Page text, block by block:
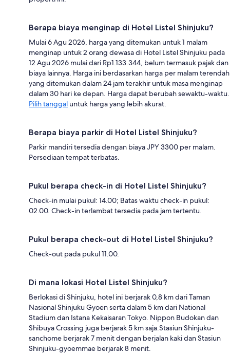
Berapa biaya menginap di Hotel Listel Shinjuku?
Mulai 6 Agu 2026, harga yang ditemukan untuk 1 malam
menginap untuk 2 orang dewasa di Hotel Listel Shinjuku pada
12 Agu 2026 mulai dari Rp1.133.344, belum termasuk pajak dan
biaya lainnya. Harga ini berdasarkan harga per malam terendah
yang ditemukan dalam 24 jam terakhir untuk masa menginap
dalam 30 hari ke depan. Harga dapat berubah sewaktu-waktu.
Pilih tanggal untuk harga yang lebih akurat.
Berapa biaya parkir di Hotel Listel Shinjuku?
Parkir mandiri tersedia dengan biaya JPY 3300 per malam.
Persediaan tempat terbatas.
Pukul berapa check-in di Hotel Listel Shinjuku?
Check-in mulai pukul: 14.00; Batas waktu check-in pukul:
02.00. Check-in terlambat tersedia pada jam tertentu.
Pukul berapa check-out di Hotel Listel Shinjuku?
Check-out pada pukul 11.00.
Di mana lokasi Hotel Listel Shinjuku?
Berlokasi di Shinjuku, hotel ini berjarak 0,8 km dari Taman
Nasional Shinjuku Gyoen serta dalam 5 km dari National
Stadium dan Istana Kekaisaran Tokyo. Nippon Budokan dan
Shibuya Crossing juga berjarak 5 km saja.Stasiun Shinjuku-
sanchome berjarak 7 menit dengan berjalan kaki dan Stasiun
Shinjuku-gyoemmae berjarak 8 menit.